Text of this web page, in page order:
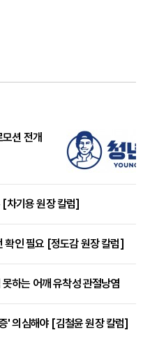
션 전개
[차기용 원장 칼럼]
확인 필요 [정도감 원장 칼럼]
하는 어깨 유착성 관절낭염
' 의심해야 [김철윤 원장 칼럼]